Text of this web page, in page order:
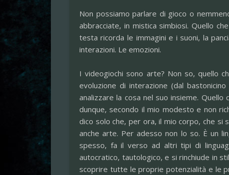
Non possiamo parlare di gioco o
abbracciate, in mistica simbiosi. Quello
testa ricorda le immagini e i suoni, la
interazioni. Le emozioni.
I videogiochi sono arte? Non so, quello
evoluzione di interazione (dal
analizzare la cosa nel suo insieme.
dunque, secondo il mio modesto e non
dico solo che, per ora, il mio corpo, che si
anche arte. Per adesso non lo so. È un
spesso, fa il verso ad altri tipi di
autocratico, tautologico, e si rinchiude in
scoprire tutte le proprie potenzialità e le